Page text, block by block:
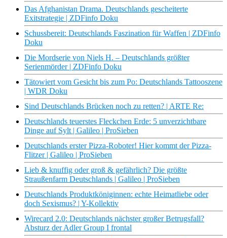
Das Afghanistan Drama. Deutschlands gescheiterte
Exitstrategie | ZDFinfo Doku
Schussbereit: Deutschlands Faszination für Waffen | ZDFinfo
Doku
Die Mordserie von Niels H. – Deutschlands größter
Serienmörder | ZDFinfo Doku
Tätowiert vom Gesicht bis zum Po: Deutschlands Tattooszene
| WDR Doku
Sind Deutschlands Brücken noch zu retten? | ARTE Re:
Deutschlands teuerstes Fleckchen Erde: 5 unverzichtbare
Dinge auf Sylt | Galileo | ProSieben
Deutschlands erster Pizza-Roboter! Hier kommt der Pizza-
Flitzer | Galileo | ProSieben
Lieb & knuffig oder groß & gefährlich? Die größte
Straußenfarm Deutschlands | Galileo | ProSieben
Deutschlands Produktköniginnen: echte Heimatliebe oder
doch Sexismus? | Y-Kollektiv
Wirecard 2.0: Deutschlands nächster großer Betrugsfall?
Absturz der Adler Group I frontal